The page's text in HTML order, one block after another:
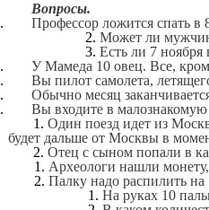
Вопросы.
Профессор ложится спать в
Может ли
Есть ли 7 ноября
У Мамеда 10 овец. Все,
Вы пилот самолета,
Обычно месяц
Вы входите в малознакомую
Один поезд идет из
будет дальше от Москвы в
Отец с сыном попали в
Археологи нашли
Палку надо распилить на
На руках 10